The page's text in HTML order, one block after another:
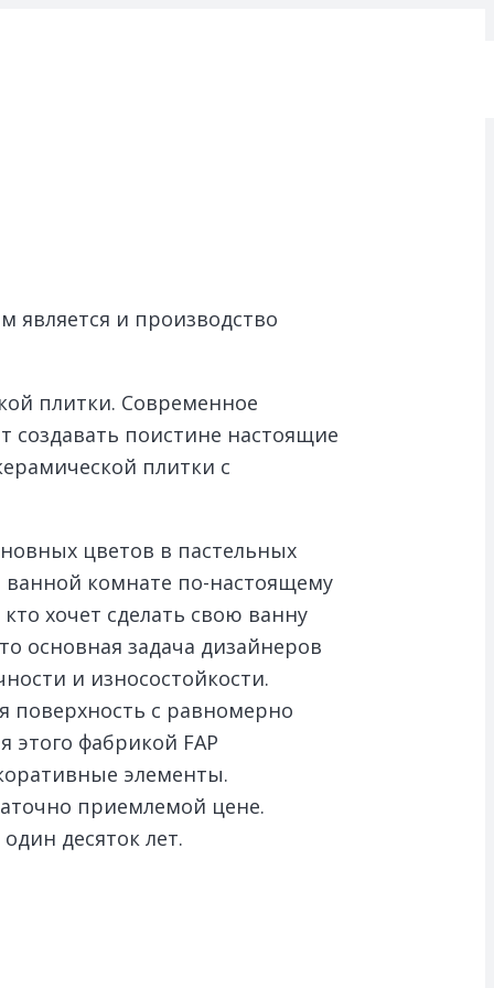
является и производство
плитки. Современное
создавать поистине настоящие
плитки с
цветов в пастельных
ванной комнате по-настоящему
хочет сделать свою ванну
основная задача дизайнеров
и износостойкости.
поверхность с равномерно
фабрикой FAP
элементы.
приемлемой цене.
десяток лет.